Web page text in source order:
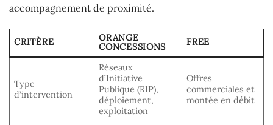
accompagnement de proximité.
CRITÈRE
ORANGE
CONCESSIONS
FREE
Type
d’intervention
Réseaux
d’Initiative
Publique (RIP),
déploiement,
exploitation
Offres
commerciales et
montée en débit